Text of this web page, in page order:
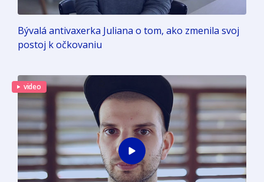
Bývalá antivaxerka Juliana o tom, ako zmenila svoj
postoj k očkovaniu
video